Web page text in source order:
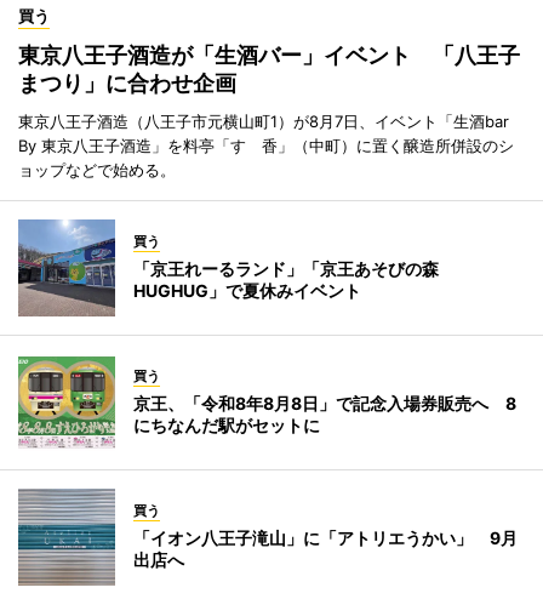
買う
東京八王子酒造が「生酒バー」イベント 「八王子
まつり」に合わせ企画
東京八王子酒造（八王子市元横山町1）が8月7日、イベント「生酒bar
By 東京八王子酒造」を料亭「すゞ香」（中町）に置く醸造所併設のシ
ョップなどで始める。
買う
「京王れーるランド」「京王あそびの森
HUGHUG」で夏休みイベント
買う
京王、「令和8年8月8日」で記念入場券販売へ 8
にちなんだ駅がセットに
買う
「イオン八王子滝山」に「アトリエうかい」 9月
出店へ